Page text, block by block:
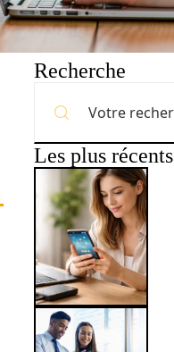
Recherche
Les plus récents